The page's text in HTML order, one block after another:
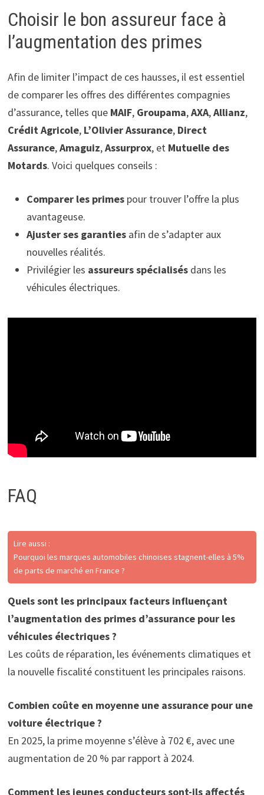
Choisir le bon assureur face à
l’augmentation des primes
Afin de limiter l’impact de ces hausses, il est essentiel
de comparer les offres des différentes compagnies
d’assurance, telles que MAIF, Groupama,AXA,Allianz,
Crédit Agricole, L’Olivier Assurance, Direct
Assurance,Amaguiz,Assurprox, et Mutuelle des
Motards. Voici quelques conseils :
Comparer les primespour trouver l’offre la plus
avantageuse.
Ajuster ses garantiesafin de s’adapter aux
nouvelles réalités.
Privilégier les assureurs spécialisésdans les
véhicules électriques.
FAQ
Lire aussi :
Pourquoi les marques automobiles chinoises stagnent-elles à 5%
de parts de marché en France ?
Quels sont les principaux facteurs influençant
l’augmentation des primes d’assurance pour les
véhicules électriques ?
Les coûts de réparation, les événements climatiques et
la nouvelle fiscalité constituent les principales raisons.
Combien coûte en moyenne une assurance pour une
voiture électrique ?
En 2025, la prime moyenne s’élève à 702 €, avec une
augmentation de 20 % par rapport à 2024.
Comment les jeunes conducteurs sont-ils affectés